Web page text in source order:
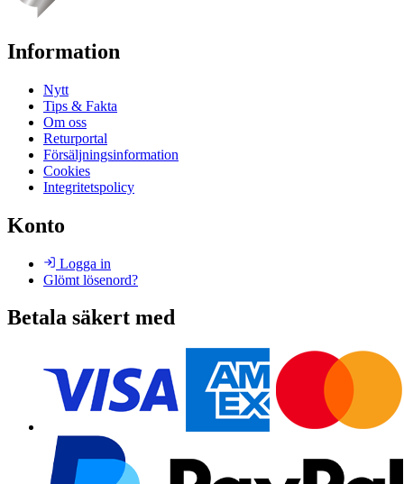
Information
Nytt
Tips & Fakta
Om oss
Returportal
Försäljningsinformation
Cookies
Integritetspolicy
Konto
Logga in
Glömt lösenord?
Betala säkert med